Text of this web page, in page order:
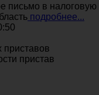
письмо в налоговую
подробнее...
приставов
пристав